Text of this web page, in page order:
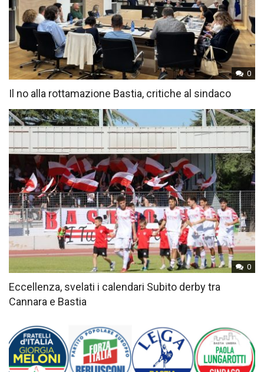
0
Il no alla rottamazione Bastia, critiche al sindaco
0
Eccellenza, svelati i calendari Subito derby tra
Cannara e Bastia